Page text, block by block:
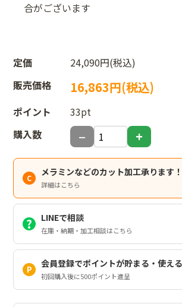
合がございます
定価
24,090円(税込)
販売価格
16,863円(税込)
ポイント
33pt
購入数
メラミンなどのカット加工承ります！
詳細はこちら
LINEで相談
在庫・納期・加工相談はこちら
会員登録でポイントが貯まる・使える
初回購入後に500ポイント進呈